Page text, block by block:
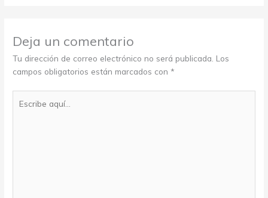
Deja un comentario
Tu dirección de correo electrónico no será publicada. Los
campos obligatorios están marcados con *
aquí...